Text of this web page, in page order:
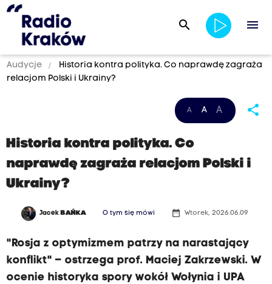
search menu
Audycje
Historia kontra polityka. Co naprawdę zagraża
relacjom Polski i Ukrainy?
A A A share
Historia kontra polityka. Co
naprawdę zagraża relacjom Polski i
Ukrainy?
Jacek BAŃKA O tym się mówi date_range Wtorek, 2026.06.09
"Rosja z optymizmem patrzy na narastający
konflikt" – ostrzega prof. Maciej Zakrzewski. W
ocenie historyka spory wokół Wołynia i UPA